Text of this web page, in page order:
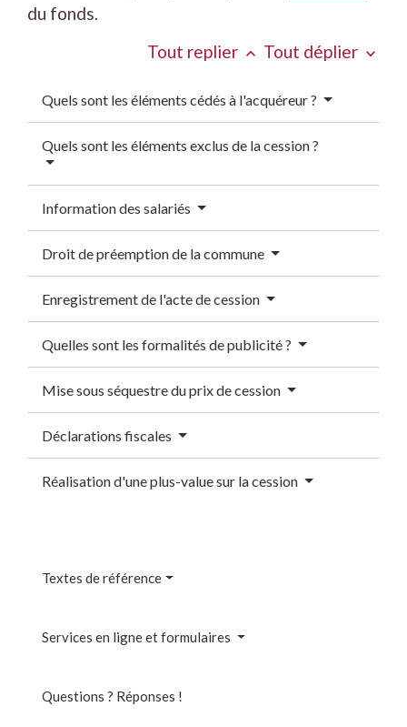
du fonds.
Tout replier keyboard_arrow_up Tout déplier keyboard_arrow_down
Quels sont les éléments cédés à l'acquéreur ?
Quels sont les éléments exclus de la cession ?
Information des salariés
Droit de préemption de la commune
Enregistrement de l'acte de cession
Quelles sont les formalités de publicité ?
Mise sous séquestre du prix de cession
Déclarations fiscales
Réalisation d'une plus-value sur la cession
Textes de référence
Services en ligne et formulaires
Questions ? Réponses !